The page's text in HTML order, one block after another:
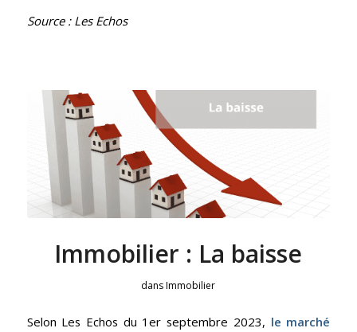
Source : Les Echos
Immobilier : La baisse
dansImmobilier
Selon Les Echos du 1er septembre 2023, le marché